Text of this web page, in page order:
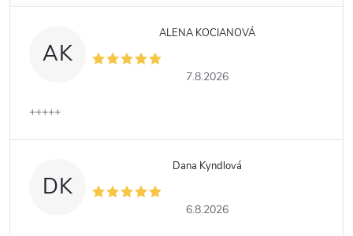
AK
ALENA KOCIANOVÁ
7.8.2026
+++++
DK
Dana Kyndlová
6.8.2026